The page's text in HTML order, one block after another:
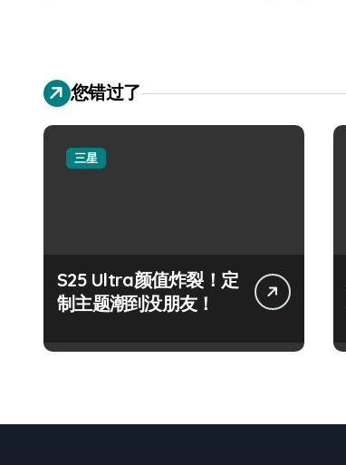
您错过了
三星
S25 Ultra颜值炸裂！定
制主题潮到没朋友！